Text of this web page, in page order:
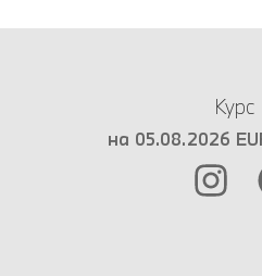
Курс
на 05.08.2026